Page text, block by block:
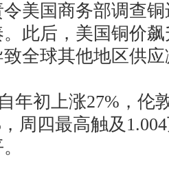
国商务部调查铜
此后，美国铜价
全球其他地区供
初上涨27%，伦
周四最高触及